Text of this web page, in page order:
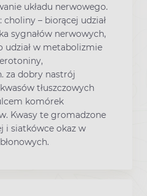
układu nerwowego.
choliny – biorącej udział
sygnałów nerwowych,
udział w metabolizmie
za dobry nastrój
tłuszczowych
komórek
Kwasy te gromadzone
i siatkówce okaz w